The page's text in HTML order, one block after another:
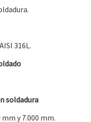
316L.
soldadura
y 7.000 mm.